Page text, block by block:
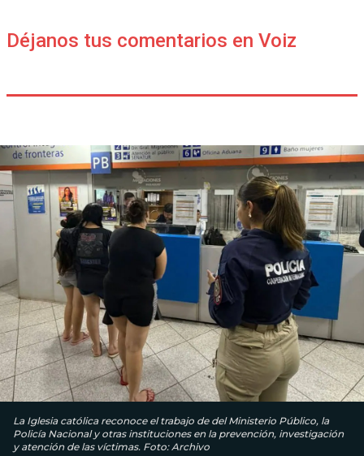
Déjanos tus comentarios en Voiz
La Iglesia católica reconoce el trabajo de del Ministerio Público, la
Policía Nacional y otras instituciones en la prevención, investigación
y atención de las víctimas. Foto: Archivo